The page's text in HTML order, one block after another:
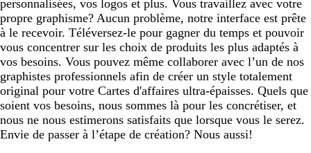
personnalisées, vos logos et plus. Vous travaillez avec votre
propre graphisme? Aucun problème, notre interface est prête
à le recevoir. Téléversez-le pour gagner du temps et pouvoir
vous concentrer sur les choix de produits les plus adaptés à
vos besoins. Vous pouvez même collaborer avec l’un de nos
graphistes professionnels afin de créer un style totalement
original pour votre Cartes d'affaires ultra-épaisses. Quels que
soient vos besoins, nous sommes là pour les concrétiser, et
nous ne nous estimerons satisfaits que lorsque vous le serez.
Envie de passer à l’étape de création? Nous aussi!